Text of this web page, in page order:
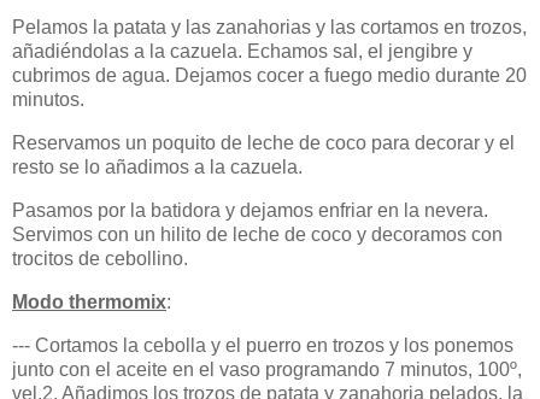
Pelamos la patata y las zanahorias y las cortamos en trozos,
añadiéndolas a la cazuela. Echamos sal, el jengibre y
cubrimos de agua. Dejamos cocer a fuego medio durante 20
minutos.
Reservamos un poquito de leche de coco para decorar y el
resto se lo añadimos a la cazuela.
Pasamos por la batidora y dejamos enfriar en la nevera.
Servimos con un hilito de leche de coco y decoramos con
trocitos de cebollino.
Modo thermomix:
--- Cortamos la cebolla y el puerro en trozos y los ponemos
junto con el aceite en el vaso programando 7 minutos, 100º,
vel.2. Añadimos los trozos de patata y zanahoria pelados, la